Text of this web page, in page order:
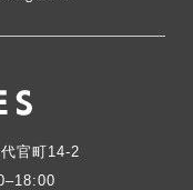
官町14-2